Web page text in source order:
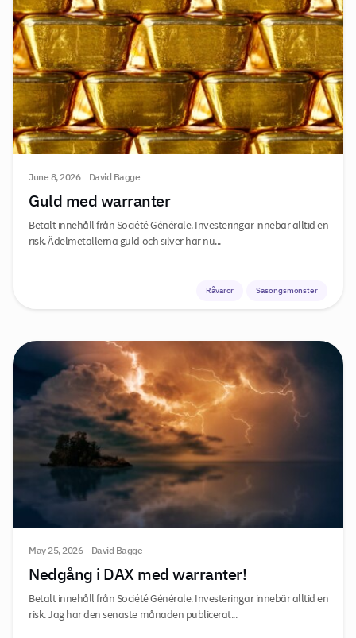
June 8, 2026 David Bagge
Guld med warranter
Betalt innehåll från Société Générale. Investeringar innebär alltid en
risk. Ädelmetallerna guld och silver har nu...
Råvaror Säsongsmönster
May 25, 2026 David Bagge
Nedgång i DAX med warranter!
Betalt innehåll från Société Générale. Investeringar innebär alltid en
risk. Jag har den senaste månaden publicerat...